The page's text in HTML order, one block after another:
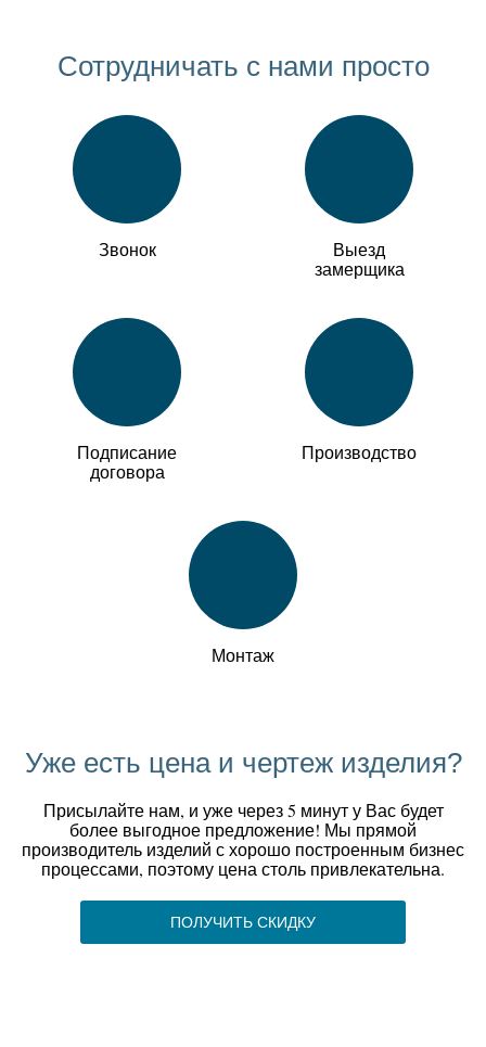
Сотрудничать с нами просто
Звонок
Выезд
замерщика
Подписание
договора
Производство
Монтаж
Уже есть цена и чертеж изделия?
Присылайте нам, и уже через 5 минут у Вас будет
более выгодное предложение! Мы прямой
производитель изделий с хорошо построенным бизнес
процессами, поэтому цена столь привлекательна.
ПОЛУЧИТЬ СКИДКУ